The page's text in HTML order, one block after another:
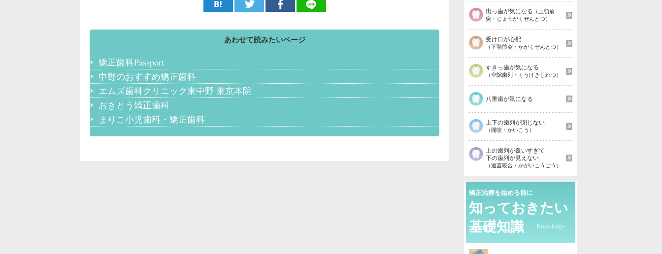
あわせて読みたいページ
矯正歯科Passport
中野のおすすめ矯正歯科
エムズ歯科クリニック東中野 東京本院
おきとう矯正歯科
まりこ小児歯科・矯正歯科
出っ歯が気になる （上顎前
突・じょうがくぜんとつ）
受け口が心配
（下顎前突・かがくぜんとつ）
すきっ歯が気になる
（空隙歯列・くうげきしれつ）
八重歯が気になる
上下の歯列が閉じない
（開咬・かいこう）
上の歯列が覆いすぎて
下の歯列が見えない
（過蓋咬合・かがいこうごう）
矯正治療を始める前に
知っておきたい
基礎知識